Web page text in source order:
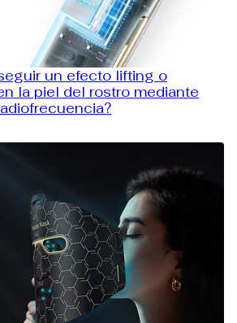
un efecto lifting o
la piel del rostro mediante